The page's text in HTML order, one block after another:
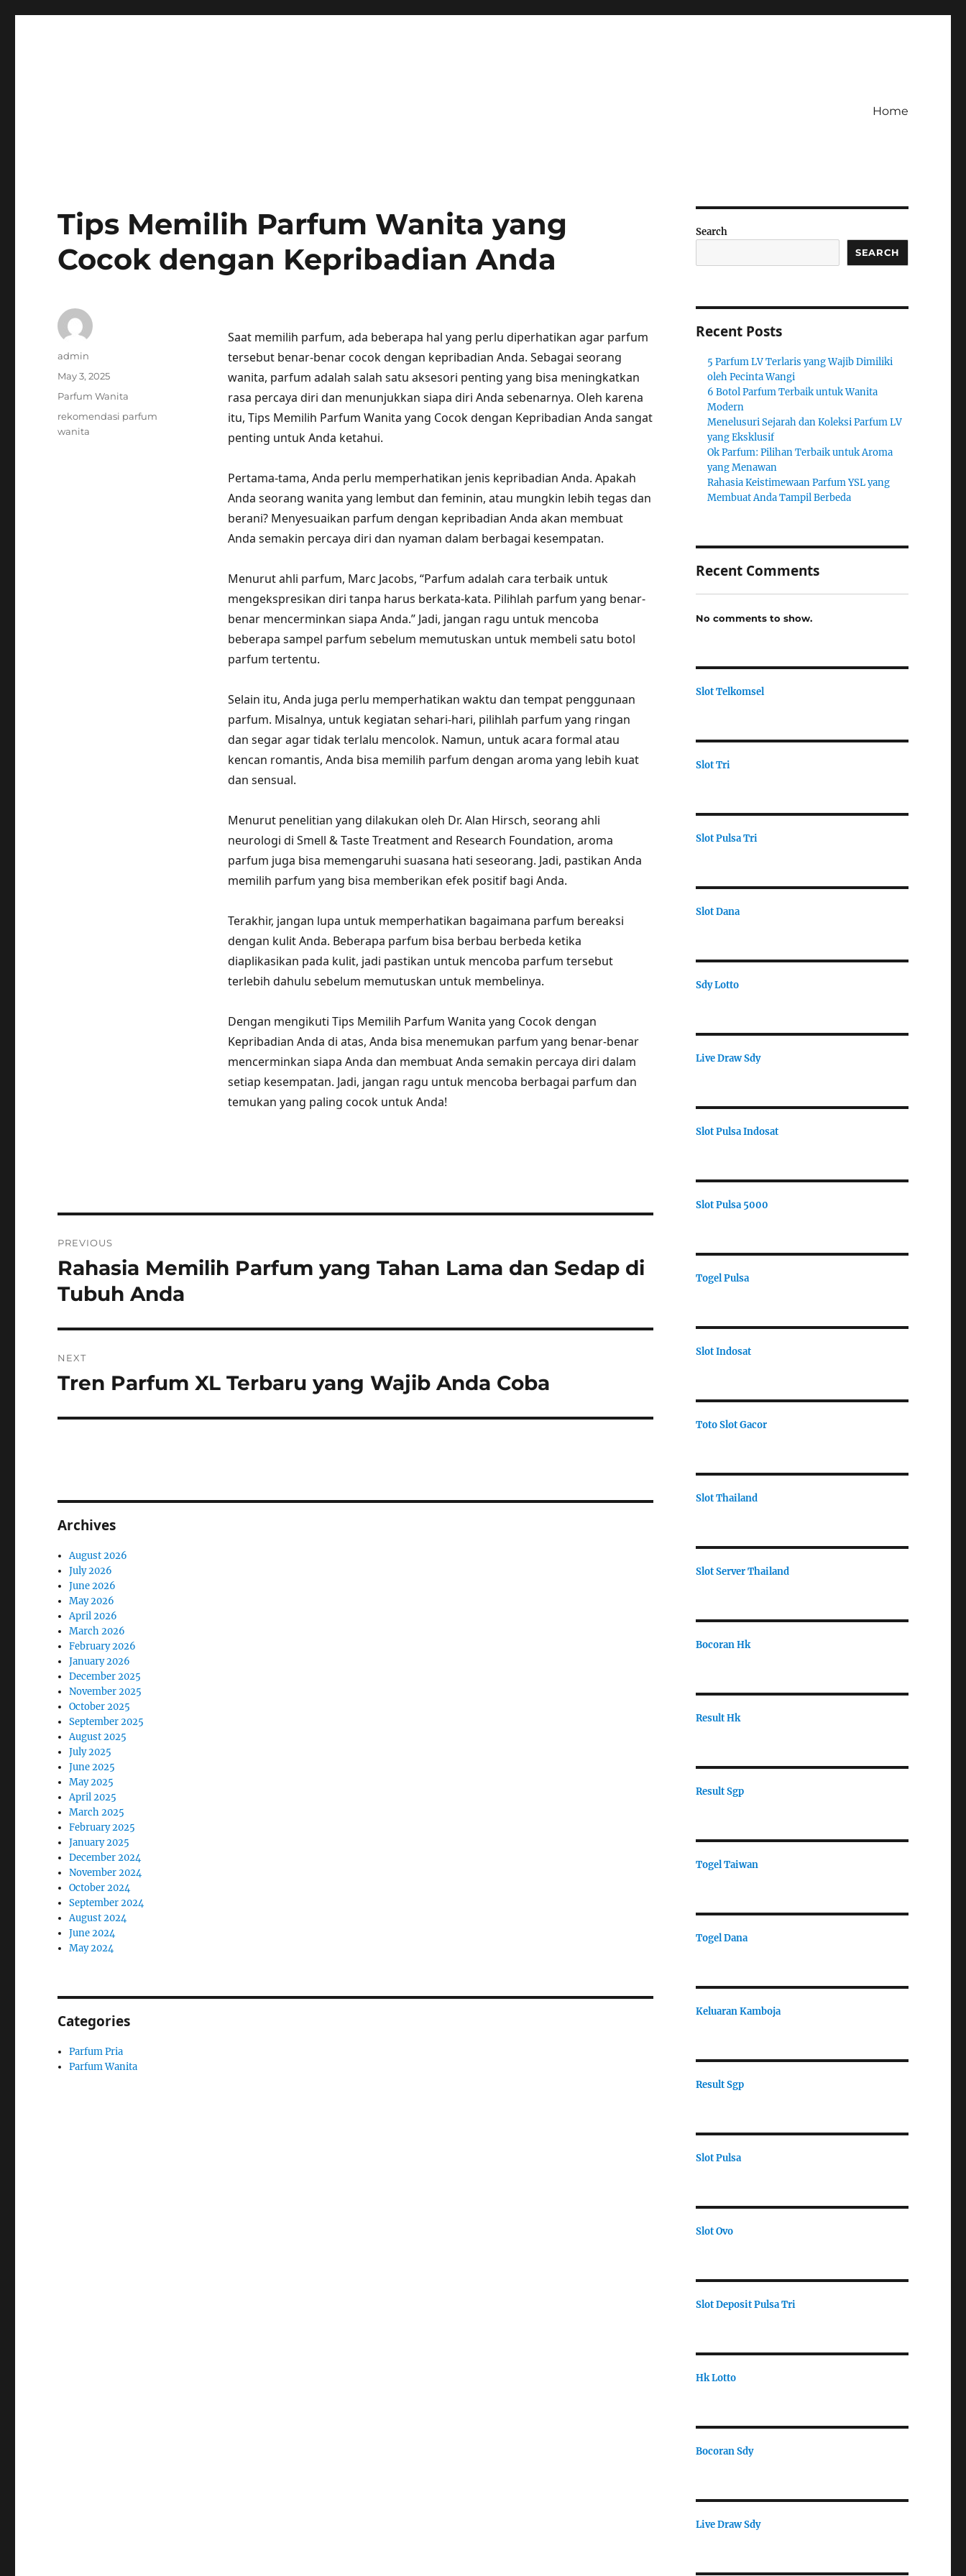
Home
Tips Memilih Parfum Wanita yang
Cocok dengan Kepribadian Anda
Saat memilih parfum, ada beberapa hal yang perlu diperhatikan agar parfum
tersebut benar-benar cocok dengan kepribadian Anda. Sebagai seorang
wanita, parfum adalah salah satu aksesori penting yang bisa meningkatkan
rasa percaya diri dan menunjukkan siapa diri Anda sebenarnya. Oleh karena
itu, Tips Memilih Parfum Wanita yang Cocok dengan Kepribadian Anda sangat
penting untuk Anda ketahui.
Pertama-tama, Anda perlu memperhatikan jenis kepribadian Anda. Apakah
Anda seorang wanita yang lembut dan feminin, atau mungkin lebih tegas dan
berani? Menyesuaikan parfum dengan kepribadian Anda akan membuat
Anda semakin percaya diri dan nyaman dalam berbagai kesempatan.
Menurut ahli parfum, Marc Jacobs, “Parfum adalah cara terbaik untuk
mengekspresikan diri tanpa harus berkata-kata. Pilihlah parfum yang benar-
benar mencerminkan siapa Anda.” Jadi, jangan ragu untuk mencoba
beberapa sampel parfum sebelum memutuskan untuk membeli satu botol
parfum tertentu.
Selain itu, Anda juga perlu memperhatikan waktu dan tempat penggunaan
parfum. Misalnya, untuk kegiatan sehari-hari, pilihlah parfum yang ringan
dan segar agar tidak terlalu mencolok. Namun, untuk acara formal atau
kencan romantis, Anda bisa memilih parfum dengan aroma yang lebih kuat
dan sensual.
Menurut penelitian yang dilakukan oleh Dr. Alan Hirsch, seorang ahli
neurologi di Smell & Taste Treatment and Research Foundation, aroma
parfum juga bisa memengaruhi suasana hati seseorang. Jadi, pastikan Anda
memilih parfum yang bisa memberikan efek positif bagi Anda.
Terakhir, jangan lupa untuk memperhatikan bagaimana parfum bereaksi
dengan kulit Anda. Beberapa parfum bisa berbau berbeda ketika
diaplikasikan pada kulit, jadi pastikan untuk mencoba parfum tersebut
terlebih dahulu sebelum memutuskan untuk membelinya.
Dengan mengikuti Tips Memilih Parfum Wanita yang Cocok dengan
Kepribadian Anda di atas, Anda bisa menemukan parfum yang benar-benar
mencerminkan siapa Anda dan membuat Anda semakin percaya diri dalam
setiap kesempatan. Jadi, jangan ragu untuk mencoba berbagai parfum dan
temukan yang paling cocok untuk Anda!
Author
admin
Posted
May 3, 2025
Categories
Parfum Wanita
Tags
rekomendasi parfum
wanita
navigation
PREVIOUS
Previous
post:
Rahasia Memilih Parfum yang Tahan Lama dan Sedap di
Tubuh Anda
NEXT
Next
Tren Parfum XL Terbaru yang Wajib Anda Coba
Archives
August 2026
July 2026
June 2026
May 2026
April 2026
March 2026
February 2026
January 2026
December 2025
November 2025
October 2025
September 2025
August 2025
July 2025
June 2025
May 2025
April 2025
March 2025
February 2025
January 2025
December 2024
November 2024
October 2024
September 2024
August 2024
June 2024
May 2024
Categories
Parfum Pria
Parfum Wanita
Search
SEARCH
Recent Posts
5 Parfum LV Terlaris yang Wajib Dimiliki
oleh Pecinta Wangi
6 Botol Parfum Terbaik untuk Wanita
Modern
Menelusuri Sejarah dan Koleksi Parfum LV
yang Eksklusif
Ok Parfum: Pilihan Terbaik untuk Aroma
yang Menawan
Rahasia Keistimewaan Parfum YSL yang
Membuat Anda Tampil Berbeda
Recent Comments
No comments to show.
Slot Telkomsel
Slot Tri
Slot Pulsa Tri
Slot Dana
Sdy Lotto
Live Draw Sdy
Slot Pulsa Indosat
Slot Pulsa 5000
Togel Pulsa
Slot Indosat
Toto Slot Gacor
Slot Thailand
Slot Server Thailand
Bocoran Hk
Result Hk
Result Sgp
Togel Taiwan
Togel Dana
Keluaran Kamboja
Result Sgp
Slot Pulsa
Slot Ovo
Slot Deposit Pulsa Tri
Hk Lotto
Bocoran Sdy
Live Draw Sdy